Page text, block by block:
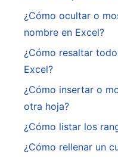
¿Cómo ocultar o
nombre en Excel?
¿Cómo resaltar
Excel?
¿Cómo insertar o
otra hoja?
¿Cómo listar los
¿Cómo rellenar un